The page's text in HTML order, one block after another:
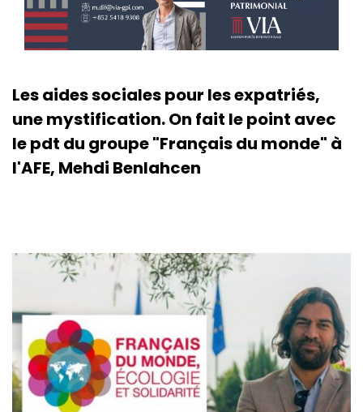
Les aides sociales pour les expatriés,
une mystification. On fait le point avec
le pdt du groupe "Français du monde" à
l'AFE, Mehdi Benlahcen